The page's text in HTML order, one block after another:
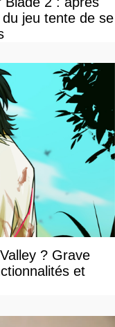
jeu tente de se
? Grave
et